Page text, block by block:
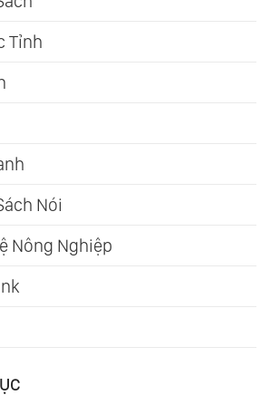
Tỉnh
Nói
Nông Nghiệp